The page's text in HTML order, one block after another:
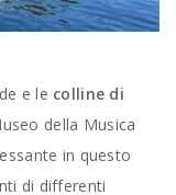
e le colline di
della Musica
in questo
di differenti